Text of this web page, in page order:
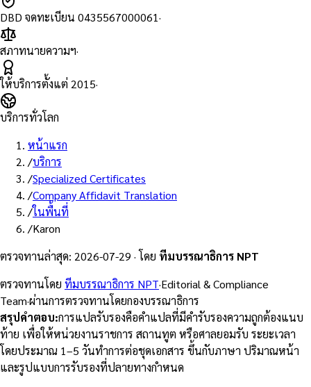
DBD จดทะเบียน 0435567000061·
สภาทนายความฯ·
ให้บริการตั้งแต่ 2015·
บริการทั่วโลก
หน้าแรก
/บริการ
/Specialized Certificates
/Company Affidavit Translation
/ในพื้นที่
/Karon
ตรวจทานล่าสุด: 2026-07-29 · โดย ทีมบรรณาธิการ NPT
ตรวจทานโดย ทีมบรรณาธิการ NPT·Editorial & Compliance
Team·ผ่านการตรวจทานโดยกองบรรณาธิการ
สรุปคำตอบ:การแปลรับรองคือคำแปลที่มีคำรับรองความถูกต้องแนบ
ท้าย เพื่อให้หน่วยงานราชการ สถานทูต หรือศาลยอมรับ ระยะเวลา
โดยประมาณ 1–5 วันทำการต่อชุดเอกสาร ขึ้นกับภาษา ปริมาณหน้า
และรูปแบบการรับรองที่ปลายทางกำหนด